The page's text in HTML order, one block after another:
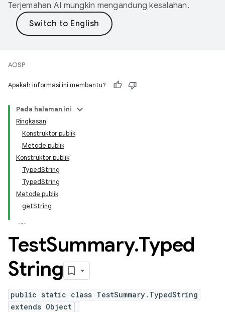
Terjemahan AI mungkin mengandung kesalahan.
AOSP
Apakah informasi ini membantu?
Pada halaman ini
Ringkasan
Konstruktor publik
Metode publik
Konstruktor publik
TypedString
TypedString
Metode publik
getString
TestSummary.Typed
String
public static class TestSummary.TypedString
extends Object